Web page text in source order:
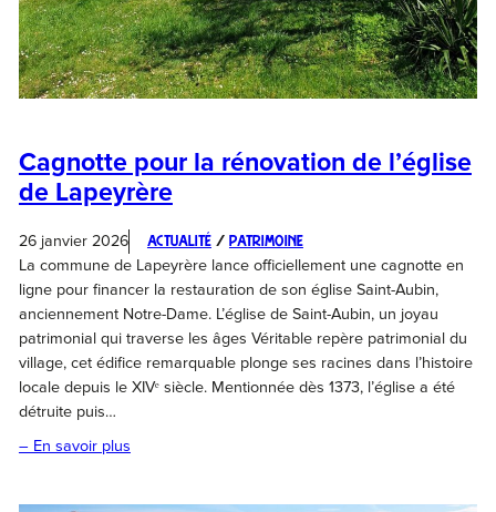
Cagnotte pour la rénovation de l’église
de Lapeyrère
26 janvier 2026 Actualité / Patrimoine
La commune de Lapeyrère lance officiellement une cagnotte en
ligne pour financer la restauration de son église Saint-Aubin,
anciennement Notre-Dame. L’église de Saint-Aubin, un joyau
patrimonial qui traverse les âges Véritable repère patrimonial du
village, cet édifice remarquable plonge ses racines dans l’histoire
locale depuis le XIVᵉ siècle. Mentionnée dès 1373, l’église a été
détruite puis…
– En savoir plus